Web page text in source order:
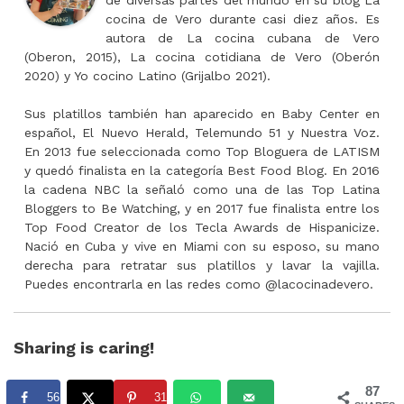
cocina de Vero durante casi diez años. Es
autora de La cocina cubana de Vero
(Oberon, 2015), La cocina cotidiana de Vero (Oberón
2020) y Yo cocino Latino (Grijalbo 2021).
Sus platillos también han aparecido en Baby Center en
español, El Nuevo Herald, Telemundo 51 y Nuestra Voz.
En 2013 fue seleccionada como Top Bloguera de LATISM
y quedó finalista en la categoría Best Food Blog. En 2016
la cadena NBC la señaló como una de las Top Latina
Bloggers to Be Watching, y en 2017 fue finalista entre los
Top Food Creator de los Tecla Awards de Hispanicize.
Nació en Cuba y vive en Miami con su esposo, su mano
derecha para retratar sus platillos y lavar la vajilla.
Puedes encontrarla en las redes como @lacocinadevero.
Sharing is caring!
87
56 31